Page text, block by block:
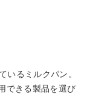
いるミルクパン。
できる製品を選び